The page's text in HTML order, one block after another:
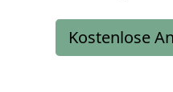
Kostenlose